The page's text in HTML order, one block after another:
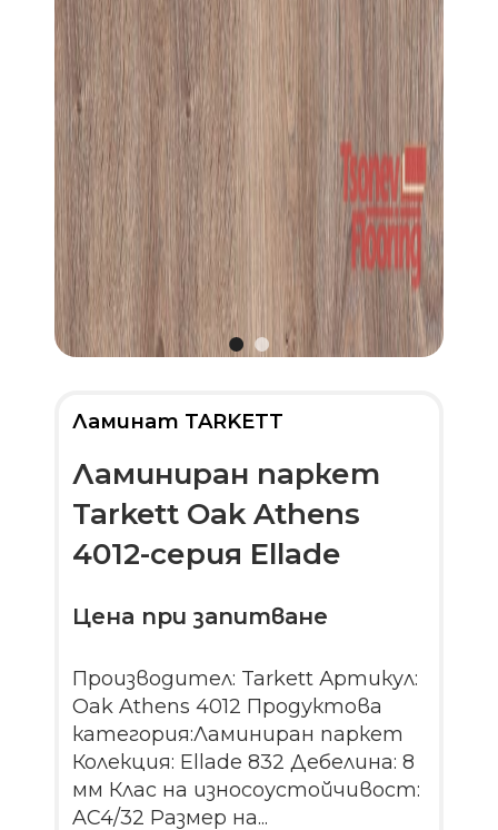
Ламинат TARKETT
Ламиниран паркет
Tarkett Oak Athens
4012-серия Ellade
Цена при запитване
Производител: Tarkett Артикул:
Oak Athens 4012 Продуктова
категория:Ламиниран паркет
Колекция: Ellade 832 Дебелина: 8
мм Клас на износоустойчивост:
AC4/32 Размер на...